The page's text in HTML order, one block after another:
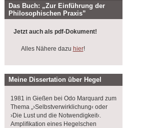
Das Buch: „Zur Einführung der
Philosophischen Praxis”
Jetzt auch als pdf-Dokument!
Alles Nähere dazu hier!
Meine Dissertation über Hegel
1981 in Gießen bei Odo Marquard zum
Thema „›Selbstverwirklichung‹ oder
›Die Lust und die Notwendigkeit‹.
Amplifikation eines Hegelschen